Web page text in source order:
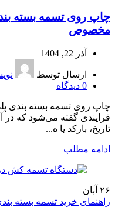
مخصوص
آذر 22, 1404
ارسال توسط
0 دیدگاه
فرایندی گفته می‌شود که در
تاریخ، بارکد یا ه...
ادامه مطلب
۲۶ آبان
راهنمای خرید تسمه بسته